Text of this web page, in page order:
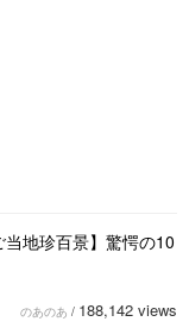
地珍百景】驚愕の10
のあのあ / 188,142 views